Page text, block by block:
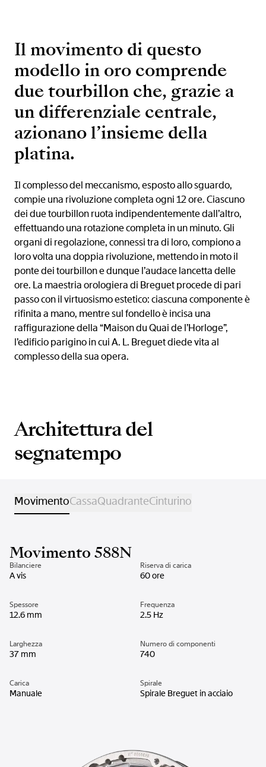
Il movimento di questo
modello in oro comprende
due tourbillon che, grazie a
un differenziale centrale,
azionano l’insieme della
platina.
Il complesso del meccanismo, esposto allo sguardo,
compie una rivoluzione completa ogni 12 ore. Ciascuno
dei due tourbillon ruota indipendentemente dall’altro,
effettuando una rotazione completa in un minuto. Gli
organi di regolazione, connessi tra di loro, compiono a
loro volta una doppia rivoluzione, mettendo in moto il
ponte dei tourbillon e dunque l’audace lancetta delle
ore. La maestria orologiera di Breguet procede di pari
passo con il virtuosismo estetico: ciascuna componente è
rifinita a mano, mentre sul fondello è incisa una
raffigurazione della “Maison du Quai de l’Horloge”,
l’edificio parigino in cui A. L. Breguet diede vita al
complesso della sua opera.
Architettura del
segnatempo
MovimentoCassaQuadranteCinturino
Movimento 588N
Bilanciere
A vis
Riserva di carica
60 ore
Spessore
12.6 mm
Frequenza
2.5 Hz
Larghezza
37 mm
Numero di componenti
740
Carica
Manuale
Spirale
Spirale Breguet in acciaio